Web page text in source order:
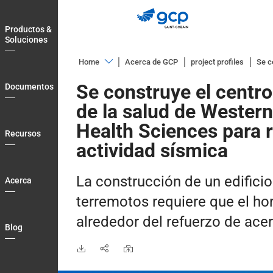
to
main
navigation
Productos &
Soluciones
Documentos
Recursos
Acerca
Blog
Home
&
Soluciones
Documentos
Recursos
Country
Acerca de GCP project profiles Se
Se construye el
de la salud de
Health Sciences para
actividad sísmica
La construcción de un
terremotos requiere que el
alrededor del refuerzo de